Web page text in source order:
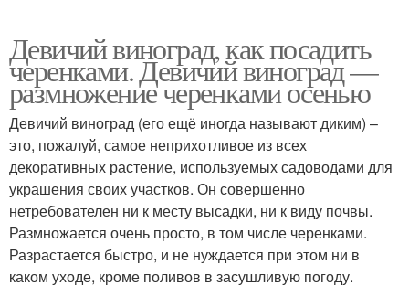
Девичий виноград, как посадить
черенками. Девичий виноград —
размножение черенками осенью
Девичий виноград (его ещё иногда называют диким) –
это, пожалуй, самое неприхотливое из всех
декоративных растение, используемых садоводами для
украшения своих участков. Он совершенно
нетребователен ни к месту высадки, ни к виду почвы.
Размножается очень просто, в том числе черенками.
Разрастается быстро, и не нуждается при этом ни в
каком уходе, кроме поливов в засушливую погоду.